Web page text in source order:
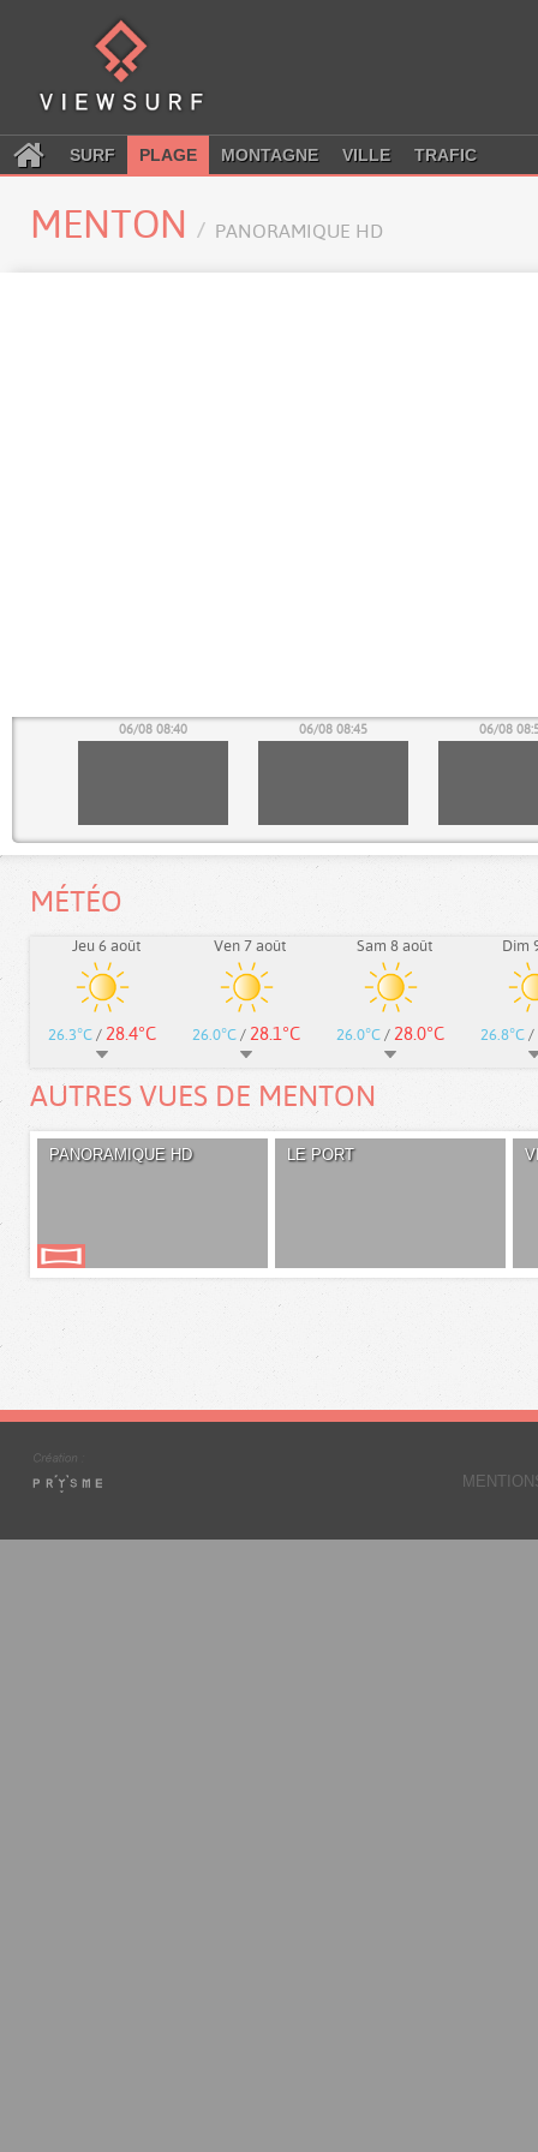
SURF PLAGE MONTAGNE VILLE TRAFIC
MENTON PANORAMIQUE HD
06/08 08:40 06/08 08:45 06/08
MÉTÉO
Jeu 6 août
26.3°C / 28.4°C
Ven 7 août
26.0°C / 28.1°C
Sam 8 août
26.0°C / 28.0°C
Dim
26.8°C /
AUTRES VUES DE MENTON
PANORAMIQUE HD LE PORT